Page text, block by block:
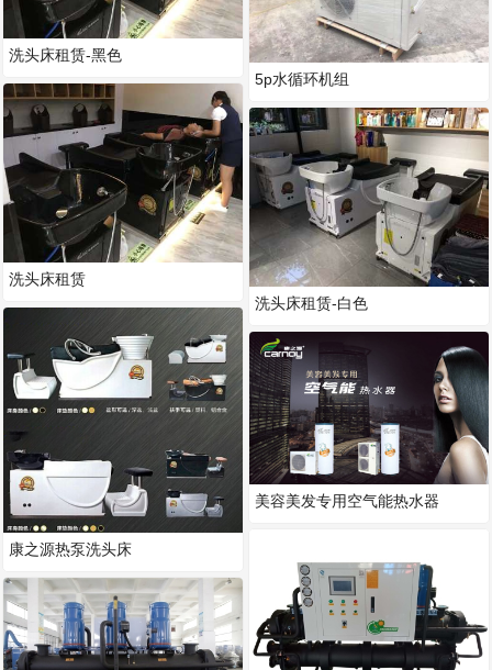
洗头床租赁-黑色
洗头床租赁
康之源热泵洗头床
5p水循环机组
洗头床租赁-白色
美容美发专用空气能热水器